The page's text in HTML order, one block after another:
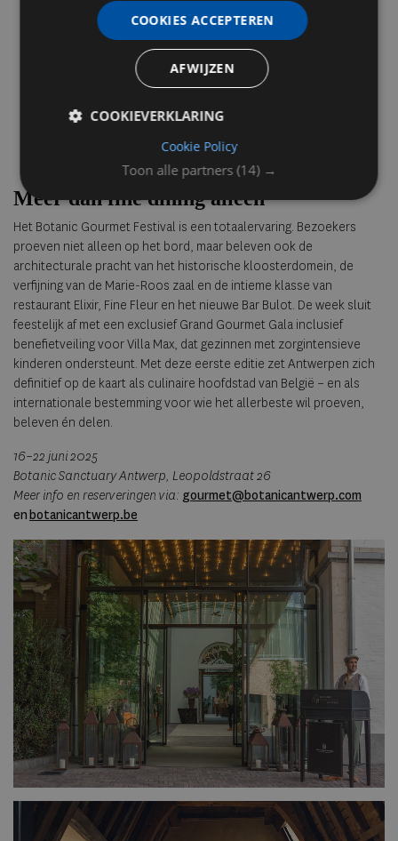
Meer dan fine dining alleen
Het Botanic Gourmet Festival is een totaalervaring. Bezoekers
proeven niet alleen op het bord, maar beleven ook de
architecturale pracht van het historische kloosterdomein, de
verfijning van de Marie-Roos zaal en de intieme klasse van
restaurant Elixir, Fine Fleur en het nieuwe Bar Bulot. De week sluit
feestelijk af met een exclusief Grand Gourmet Gala inclusief
benefietveiling voor Villa Max, dat gezinnen met zorgintensieve
kinderen ondersteunt. Met deze eerste editie zet Antwerpen zich
definitief op de kaart als culinaire hoofdstad van België – en als
internationale bestemming voor wie het allerbeste wil proeven,
beleven én delen.
16–22 juni 2025
Botanic Sanctuary Antwerp, Leopoldstraat 26
Meer info en reserveringen via: gourmet@botanicantwerp.com
enbotanicantwerp.be
Toon alle partners (14) →
COOKIES ACCEPTEREN
AFWIJZEN
COOKIEVERKLARING
Cookie Policy